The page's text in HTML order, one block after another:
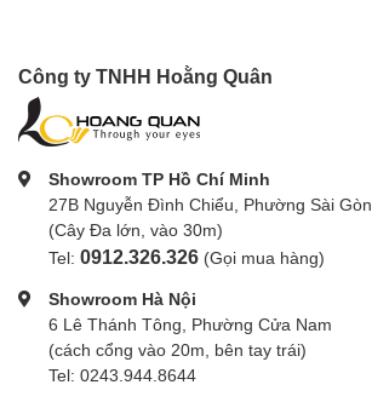
Công ty TNHH Hoằng Quân
Showroom TP Hồ Chí Minh
27B Nguyễn Đình Chiểu, Phường Sài Gòn
(Cây Đa lớn, vào 30m)
Tel: 0912.326.326 (Gọi mua hàng)
Showroom Hà Nội
6 Lê Thánh Tông, Phường Cửa Nam
(cách cổng vào 20m, bên tay trái)
Tel: 0243.944.8644